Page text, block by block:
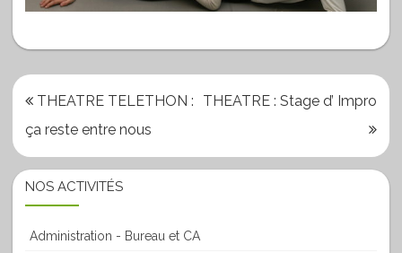
Navigation
de
l’article
THEATRE TELETHON :
ça reste entre nous
THEATRE : Stage d’ Impro
NOS ACTIVITÉS
Administration - Bureau et CA